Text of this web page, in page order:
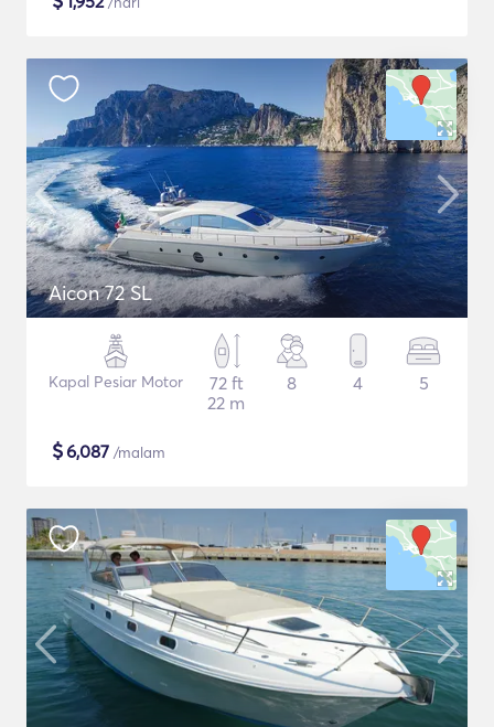
Aicon 72 SL
Kapal Pesiar Motor
72 ft
22 m
8 4 5
$6,087 /malam